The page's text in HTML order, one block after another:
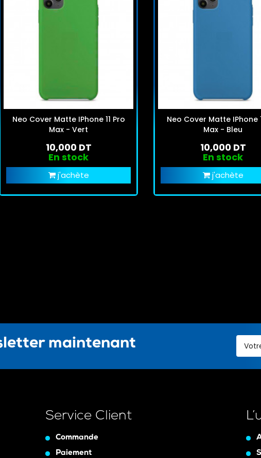
Neo Cover Matte IPhone 11 Pro
Max - Vert
10,000 DT
En stock
j'achète
Neo Cover Matte IPhone
Max - Bleu
10,000 DT
En stock
j'achète
maintenant
Service Client
Commande
Paiement